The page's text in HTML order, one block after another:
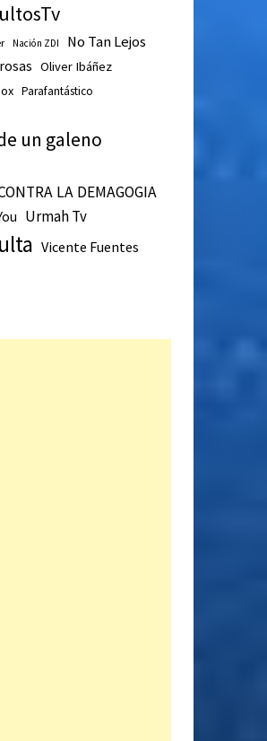
Nación ZDI No Tan Lejos
Oliver Ibáñez
Parafantástico
un galeno
LA DEMAGOGIA
Urmah Tv
Vicente Fuentes